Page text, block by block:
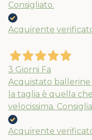
Consigliato.
Acquirente
3 Giorni Fa
Acquistato ballerine
la taglia è quella
velocissima.
Acquirente
il 10% extra
spedizioni